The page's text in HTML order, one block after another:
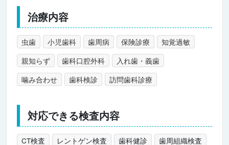
治療内容
虫歯 小児歯科 歯周病 保険診療
知覚過敏
親知らず
歯科口腔外科
入れ歯・義歯
噛み合わせ
歯科検診 訪問歯科診療
対応できる検査内容
CT検査 レントゲン検査 歯科健診 歯周組織検査